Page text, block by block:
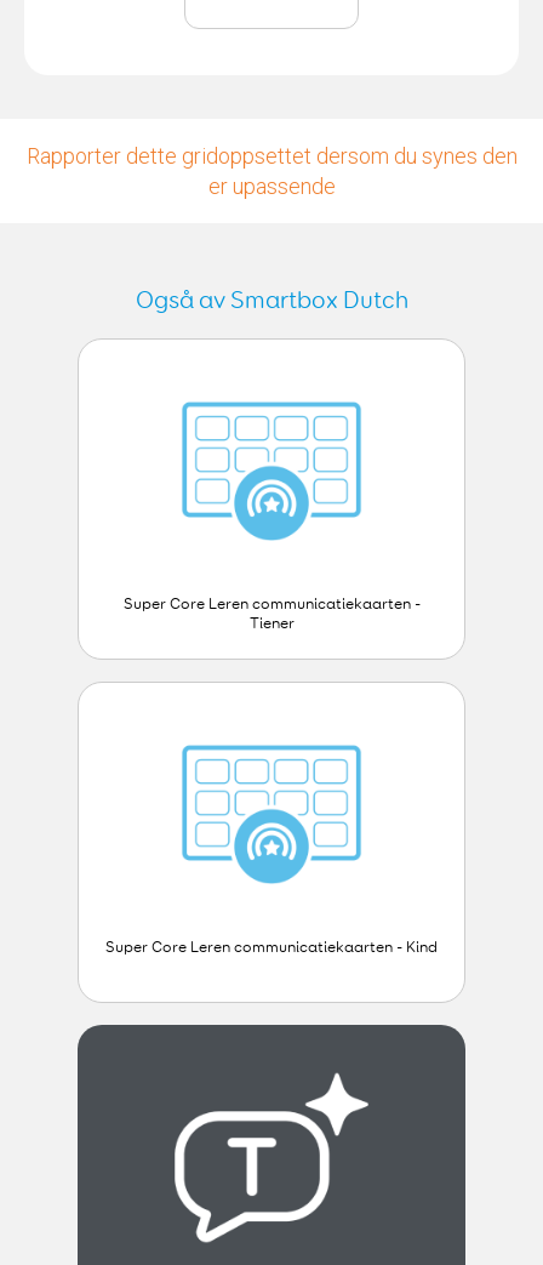
Rapporter dette gridoppsettet dersom du synes den
er upassende
Også av Smartbox Dutch
Super Core Leren communicatiekaarten -
Tiener
Super Core Leren communicatiekaarten - Kind